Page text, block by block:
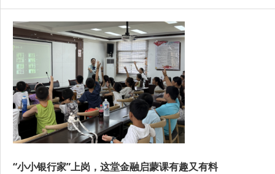
“小小银行家”上岗，这堂金融启蒙课有趣又有料